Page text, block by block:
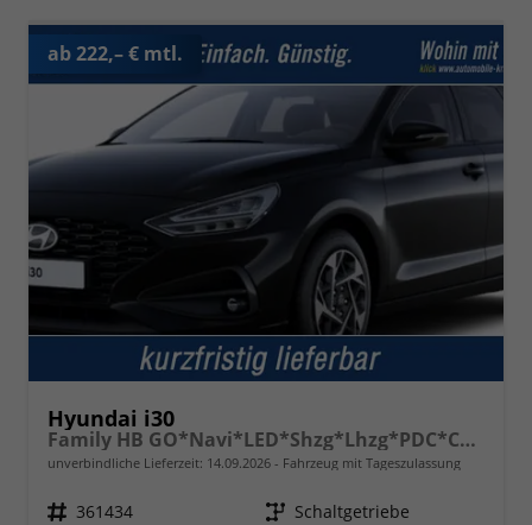
ab 222,– € mtl.
Hyundai i30
Family HB GO*Navi*LED*Shzg*Lhzg*PDC*Cam*16Zoll*
unverbindliche Lieferzeit: 14.09.2026 Fahrzeug mit Tageszulassung
Fahrzeugnr. 361434 Getriebe Schaltgetriebe